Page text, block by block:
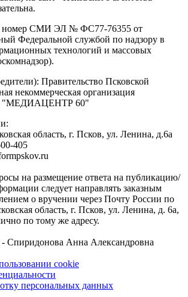
номер СМИ ЭЛ № ФС77-76355 от
Федеральной службой по надзору в
технологий и массовых
Правительство Псковской
некоммерческая организация
"МЕДИАЦЕНТР 60"
область, г. Псков, ул. Ленина, д.6а
405
на размещение ответа на публикацию/
следует направлять заказным
о вручении через Почту России по
область, г. Псков, ул. Ленина, д. 6а,
по тому же адресу.
- Спиридонова Анна Александровна
cookie
персональных данных